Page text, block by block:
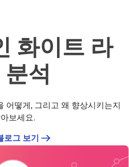
블로그 게시물
화이트 라
분석
어떻게, 그리고 왜 향상시키는지
보세요.
로그 보기